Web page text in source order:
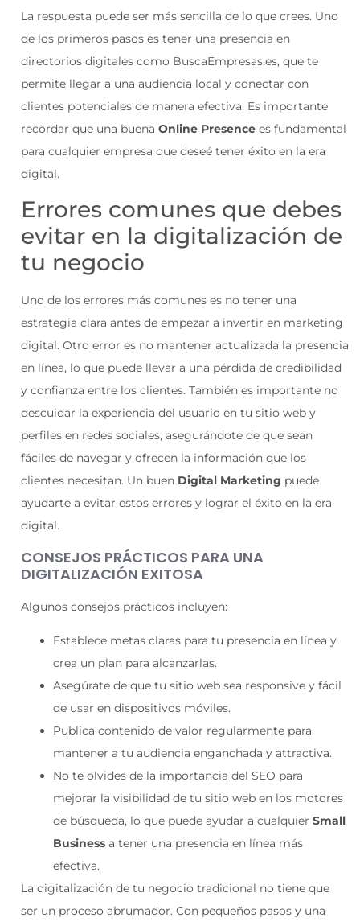
La respuesta puede ser más sencilla de lo que crees. Uno
de los primeros pasos es tener una presencia en
directorios digitales como BuscaEmpresas.es, que te
permite llegar a una audiencia local y conectar con
clientes potenciales de manera efectiva. Es importante
recordar que una buenaOnline Presence es fundamental
para cualquier empresa que deseé tener éxito en la era
digital.
Errores comunes que debes
evitar en la digitalización de
tu negocio
Uno de los errores más comunes es no tener una
estrategia clara antes de empezar a invertir en marketing
digital. Otro error es no mantener actualizada la presencia
en línea, lo que puede llevar a una pérdida de credibilidad
y confianza entre los clientes. También es importante no
descuidar la experiencia del usuario en tu sitio web y
perfiles en redes sociales, asegurándote de que sean
fáciles de navegar y ofrecen la información que los
clientes necesitan. Un buen Digital Marketing puede
ayudarte a evitar estos errores y lograr el éxito en la era
digital.
CONSEJOS PRÁCTICOS PARA UNA
DIGITALIZACIÓN EXITOSA
Algunos consejos prácticos incluyen:
Establece metas claras para tu presencia en línea y
crea un plan para alcanzarlas.
Asegúrate de que tu sitio web sea responsive y fácil
de usar en dispositivos móviles.
Publica contenido de valor regularmente para
mantener a tu audiencia enganchada y attractiva.
No te olvides de la importancia del SEO para
mejorar la visibilidad de tu sitio web en los motores
de búsqueda, lo que puede ayudar a cualquierSmall
Business a tener una presencia en línea más
efectiva.
La digitalización de tu negocio tradicional no tiene que
ser un proceso abrumador. Con pequeños pasos y una